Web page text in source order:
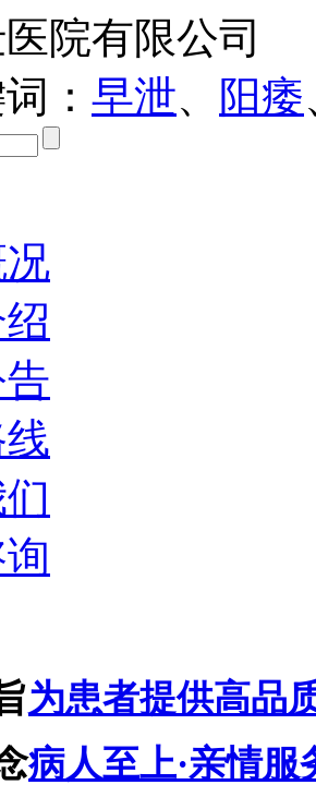
院有限公司
： 早泄、 阳痿
为患者提供高品
病人至上·亲情服